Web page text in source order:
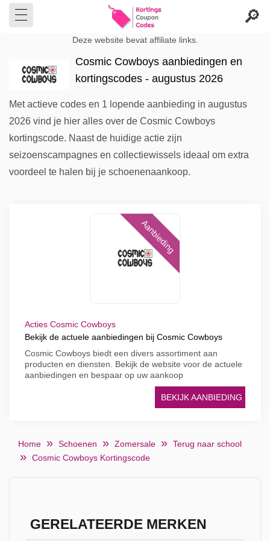
Deze website bevat affiliate links.
Cosmic Cowboys aanbiedingen en
kortingscodes - augustus 2026
Met actieve codes en 1 lopende aanbieding in augustus
2026 vind je hier alles over de Cosmic Cowboys
kortingscode. Naast de huidige actie zijn
seizoenscampagnes en collectiewissels ideaal om extra
voordeel te halen bij je schoenenaankoop.
Aanbieding
Acties Cosmic Cowboys
Bekijk de actuele aanbiedingen bij Cosmic Cowboys
Cosmic Cowboys biedt een divers assortiment aan
producten en diensten. Bekijk de website voor de actuele
aanbiedingen en bespaar op uw aankoop
BEKIJK AANBIEDING
Home Schoenen Zomersale
Terug naar school
Cosmic Cowboys Kortingscode
GERELATEERDE MERKEN